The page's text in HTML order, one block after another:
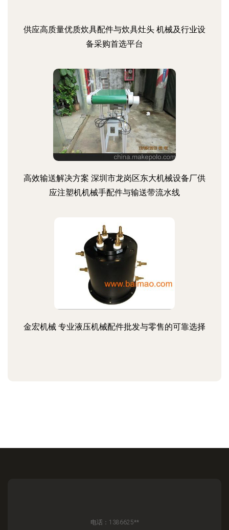
供应高质量优质炊具配件与炊具灶头 机械及行业设
备采购首选平台
高效输送解决方案 深圳市龙岗区东大机械设备厂供
应注塑机机械手配件与输送带流水线
金宏机械 专业液压机械配件批发与零售的可靠选择
电话：1386625**